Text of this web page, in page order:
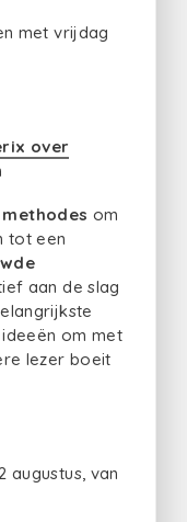
met vrijdag
over
methodes om
tot een
aan de slag
om met
lezer boeit
augustus, van